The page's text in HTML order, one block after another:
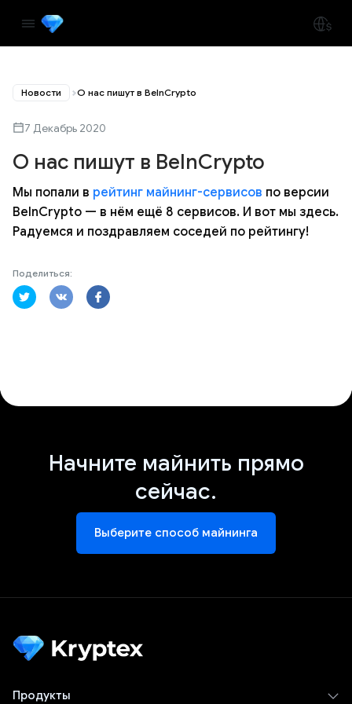
Новости О нас пишут в BeInCrypto
7 Декабрь 2020
О нас пишут в BeInCrypto
Мы попали в рейтинг майнинг-сервисов по версии
BeInCrypto — в нём ещё 8 сервисов. И вот мы здесь.
Радуемся и поздравляем соседей по рейтингу!
Поделиться:
Начните майнить прямо
сейчас.
Выберите способ майнинга
Продукты